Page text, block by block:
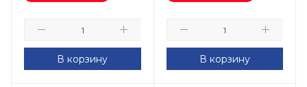
В корзину В корзину